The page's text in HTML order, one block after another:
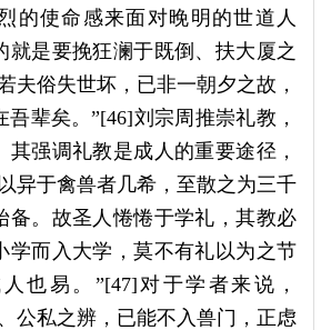
的使命感来面对晚明的世道人
就是要挽狂澜于既倒、扶大厦之
夫俗失世坏，已非一朝夕之故，
辈矣。”[46]刘宗周推崇礼教，
其强调礼教是成人的重要途径，
异于禽兽者几希，至散之为三千
备。故圣人惓惓于学礼，其教必
学而入大学，莫不有礼以为之节
也易。”[47]对于学者来说，
公私之辨，已能不入兽门，正虑